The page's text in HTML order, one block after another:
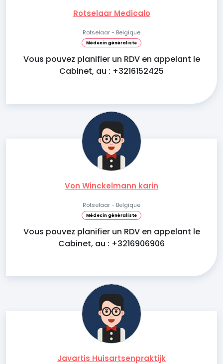
Rotselaar Medicalo
Rotselaar - Belgique
Médecin généraliste
Vous pouvez planifier un RDV en appelant le
Cabinet, au : +3216152425
Von Winckelmann karin
Rotselaar - Belgique
Médecin généraliste
Vous pouvez planifier un RDV en appelant le
Cabinet, au : +3216906906
Javartis Huisartsenpraktijk